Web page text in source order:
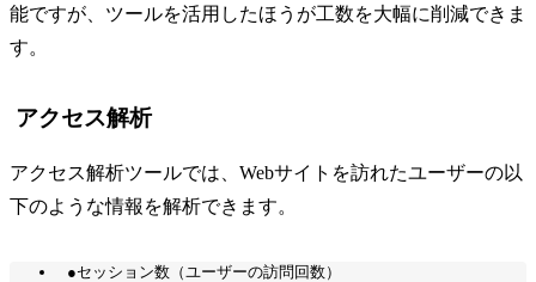
能ですが、ツールを活用したほうが工数を大幅に削減できま
す。
アクセス解析
アクセス解析ツールでは、Webサイトを訪れたユーザーの以
下のような情報を解析できます。
●セッション数（ユーザーの訪問回数）